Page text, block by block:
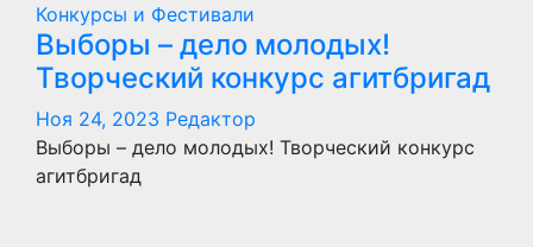
Конкурсы и Фестивали
Выборы – дело молодых!
Творческий конкурс агитбригад
Ноя 24, 2023 Редактор
Выборы – дело молодых! Творческий конкурс
агитбригад